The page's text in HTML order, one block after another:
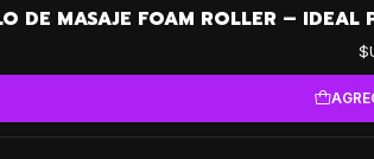
DE MASAJE FOAM ROLLER – IDEAL